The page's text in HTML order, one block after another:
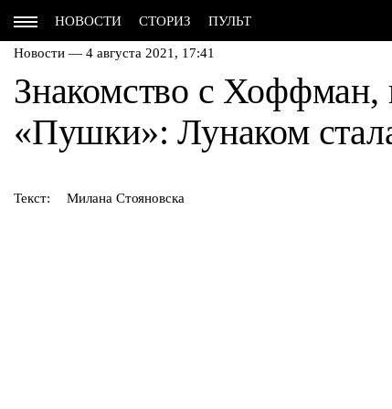
НОВОСТИ СТОРИЗ ПУЛЬТ
Новости — 4 августа 2021, 17:41
Знакомство с
«Пушки»: Лунаком
Текст: Милана Стояновска